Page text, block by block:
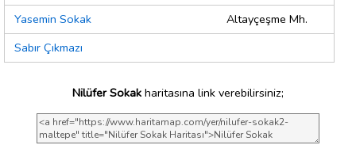
Yasemin Sokak
Altayçeşme Mh.
Sabır Çıkmazı
Nilüfer Sokak haritasına link verebilirsiniz;